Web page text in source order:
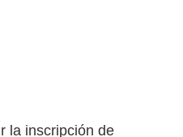
la inscripción de